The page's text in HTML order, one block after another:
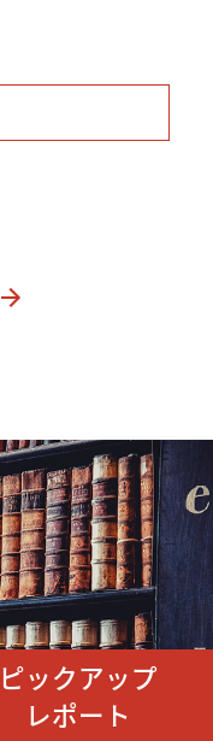
ピックアップ
レポート